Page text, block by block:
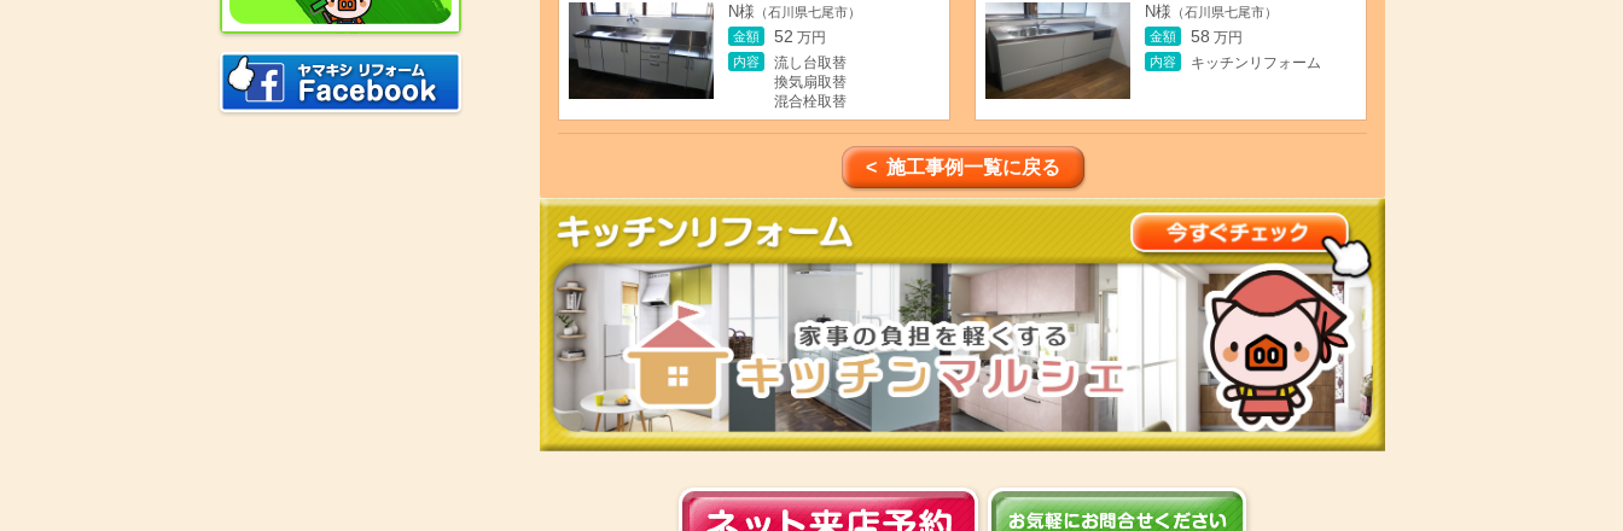
N様 （石川県七尾市）
金額
52 万円
内容
流し台取替
換気扇取替
混合栓取替
N様 （石川県七尾市）
金額
58 万円
内容
キッチンリフォーム
< 施工事例一覧に戻る